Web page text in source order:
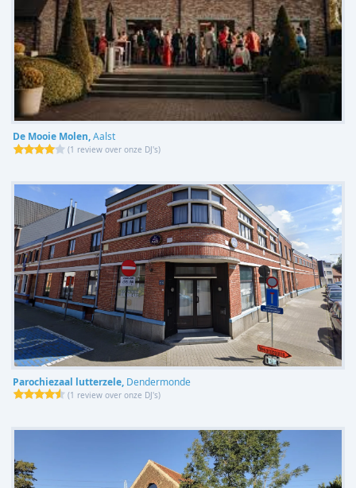
De Mooie Molen,Aalst
(1 review over onze DJ's)
Parochiezaal lutterzele, Dendermonde
(1 review over onze DJ's)